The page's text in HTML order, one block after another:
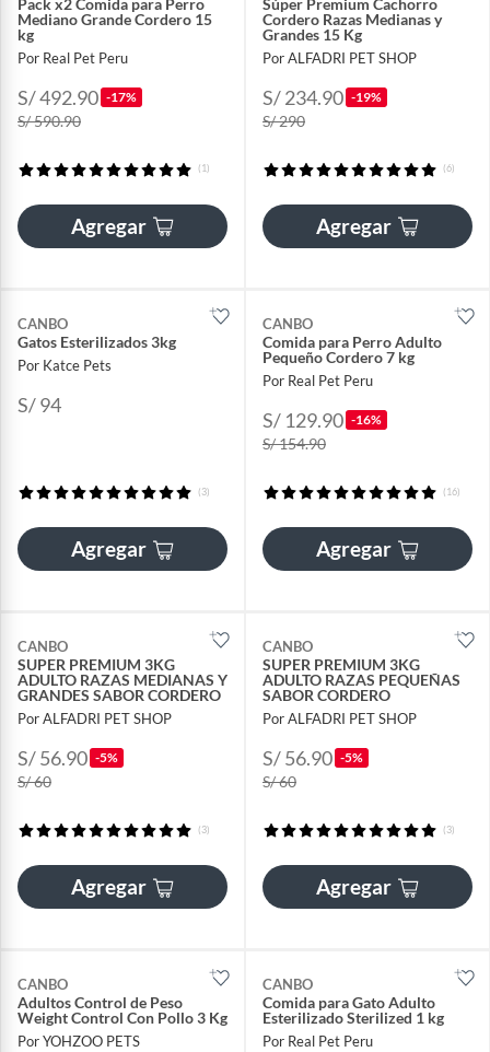
Mediano Grande Cordero 15
kg
Por Real Pet Peru
S/ 492.90 -17%
S/ 590.90
(1)
Agregar
Cordero Razas Medianas y
Grandes 15 Kg
Por ALFADRI PET SHOP
S/ 234.90 -19%
S/ 290
(6)
Agregar
CANBO
Gatos Esterilizados 3kg
Por Katce Pets
S/ 94
(3)
Agregar
CANBO
Comida para Perro Adulto
Pequeño Cordero 7 kg
Por Real Pet Peru
S/ 129.90 -16%
S/ 154.90
(16)
Agregar
CANBO
SUPER PREMIUM 3KG
ADULTO RAZAS MEDIANAS Y
GRANDES SABOR CORDERO
Por ALFADRI PET SHOP
S/ 56.90 -5%
S/ 60
(3)
Agregar
CANBO
SUPER PREMIUM 3KG
ADULTO RAZAS PEQUEÑAS
SABOR CORDERO
Por ALFADRI PET SHOP
S/ 56.90 -5%
S/ 60
(3)
Agregar
CANBO
Adultos Control de Peso
Weight Control Con Pollo 3 Kg
Por YOHZOO PETS
CANBO
Comida para Gato Adulto
Esterilizado Sterilized 1 kg
Por Real Pet Peru